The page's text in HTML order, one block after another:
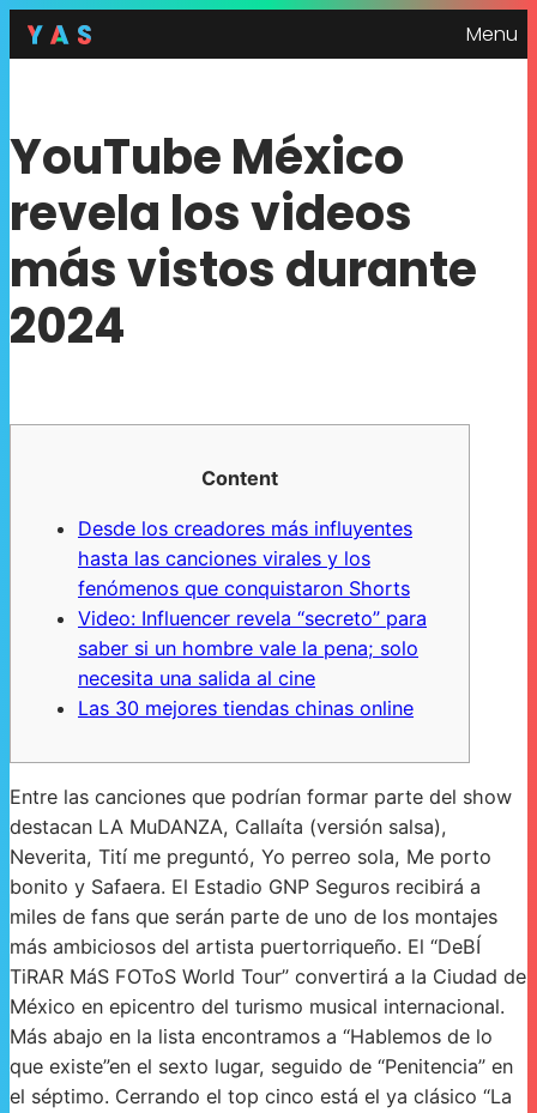
Menu
YouTube México
revela los videos
más vistos durante
2024
Content
Desde los creadores más influyentes
hasta las canciones virales y los
fenómenos que conquistaron Shorts
Video: Influencer revela “secreto” para
saber si un hombre vale la pena; solo
necesita una salida al cine
Las 30 mejores tiendas chinas online
Entre las canciones que podrían formar parte del show
destacan LA MuDANZA, Callaíta (versión salsa),
Neverita, Tití me preguntó, Yo perreo sola, Me porto
bonito y Safaera. El Estadio GNP Seguros recibirá a
miles de fans que serán parte de uno de los montajes
más ambiciosos del artista puertorriqueño. El “DeBÍ
TiRAR MáS FOToS World Tour” convertirá a la Ciudad de
México en epicentro del turismo musical internacional.
Más abajo en la lista encontramos a “Hablemos de lo
que existe”en el sexto lugar, seguido de “Penitencia” en
el séptimo. Cerrando el top cinco está el ya clásico “La